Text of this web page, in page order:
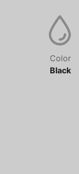
Color
Black